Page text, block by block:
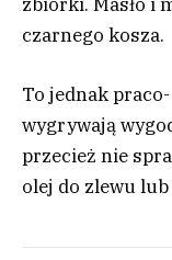
czarnego kosza.
To jednak
wygrywają
przecież nie
olej do zlewu